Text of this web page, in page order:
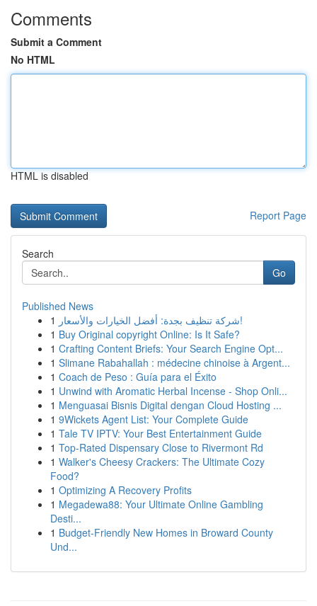
Comments
Submit a Comment
No HTML
HTML is disabled
Report Page
Search
Go
Published News
1
شركة تنظيف بجدة: أفضل الخيارات والأسعار!
1 Buy Original copyright Online: Is It Safe?
1 Crafting Content Briefs: Your Search Engine Opt...
1 Slimane Rabahallah : médecine chinoise à Argent...
1 Coach de Peso : Guía para el Éxito
1 Unwind with Aromatic Herbal Incense - Shop Onli...
1 Menguasai Bisnis Digital dengan Cloud Hosting ...
1 9Wickets Agent List: Your Complete Guide
1 Tale TV IPTV: Your Best Entertainment Guide
1 Top-Rated Dispensary Close to Rivermont Rd
1 Walker's Cheesy Crackers: The Ultimate Cozy
Food?
1 Optimizing A Recovery Profits
1 Megadewa88: Your Ultimate Online Gambling
Desti...
1 Budget-Friendly New Homes in Broward County
Und...